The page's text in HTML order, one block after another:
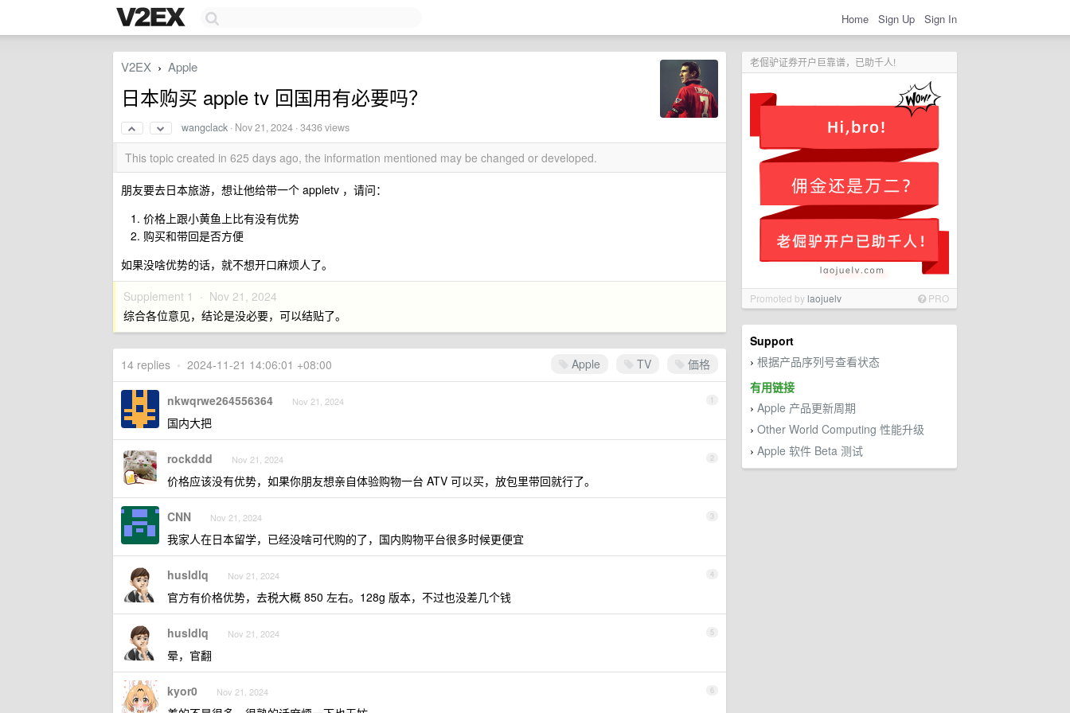
Home Sign Up Sign In
老倔驴证券开户巨靠谱，已助千人!
Promoted bylaojuelv PRO
Support
› 根据产品序列号查看状态
有用链接
› Apple 产品更新周期
› Other World Computing 性能升级
› Apple 软件 Beta 测试
V2EX › Apple
日本购买 apple tv 回国用有必要吗？
wangclack · Nov 21, 2024 · 3436 views
This topic created in 625 days ago, the information mentioned may be changed or developed.
朋友要去日本旅游，想让他给带一个 appletv ，请问：
价格上跟小黄鱼上比有没有优势
购买和带回是否方便
如果没啥优势的话，就不想开口麻烦人了。
Supplement 1 · Nov 21, 2024
综合各位意见，结论是没必要，可以结贴了。
Apple TV 価格
14 replies • 2024-11-21 14:06:01 +08:00
1
nkwqrwe264556364 Nov 21, 2024
国内大把
2
rockddd Nov 21, 2024
价格应该没有优势，如果你朋友想亲自体验购物一台 ATV 可以买，放包里带回就行了。
3
CNN Nov 21, 2024
我家人在日本留学，已经没啥可代购的了，国内购物平台很多时候更便宜
4
husldlq Nov 21, 2024
官方有价格优势，去税大概 850 左右。128g 版本，不过也没差几个钱
5
husldlq Nov 21, 2024
晕，官翻
6
kyor0 Nov 21, 2024